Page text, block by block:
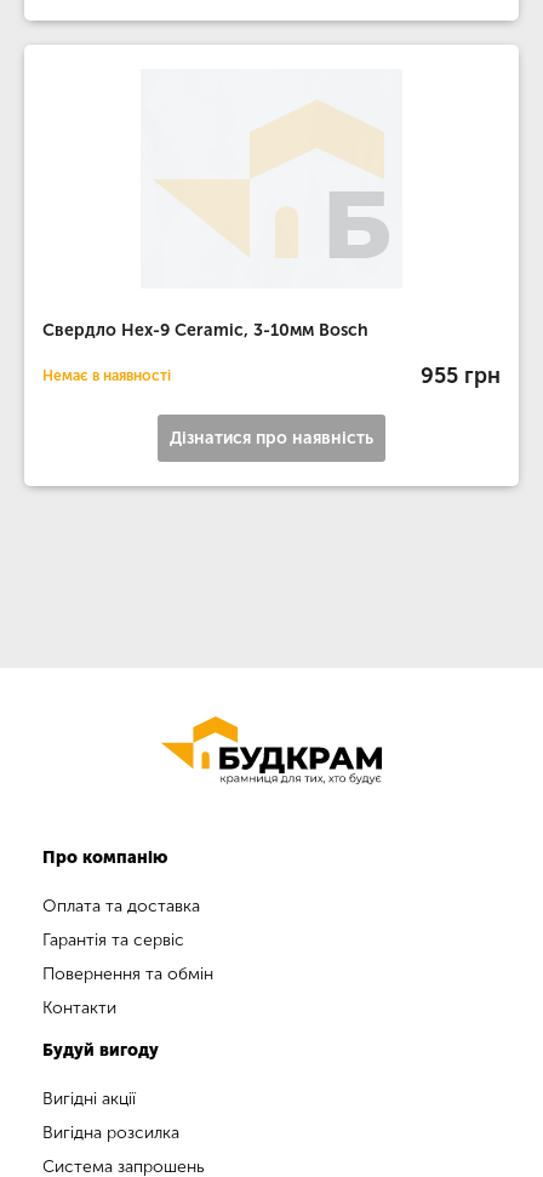
Свердло Hex-9 Ceramic, 3-10мм Bosch
Немає в наявності 955 грн
Дізнатися про наявність
Про компанію
Оплата та доставка
Гарантія та сервіс
Повернення та обмін
Контакти
Будуй вигоду
Вигідні акції
Вигідна розсилка
Система запрошень